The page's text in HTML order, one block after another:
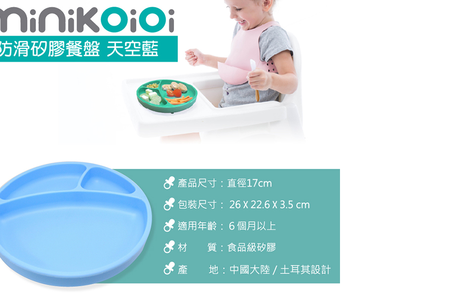
https://aftee.tw/terms/#terms3
３．未成年的使用者請事先徵得法定代理人或監護人之同意方可使用
「AFTEE先享後付」，若未經同意申辦者引起之損失，本公司不負相關責
４．使用「AFTEE先享後付」時，將依據個別帳號之用戶狀況，依本公司
即時審查核予不同之上限額度；若仍有額度不足之情形，本公司將視審查
結果請求用戶進行身份認證。
５．嚴禁一人註冊多個帳號或使用他人資訊註冊。若發現惡意使用之情
形，恩沛科技股份有限公司將有權停止該用戶之使用額度並採取法律行
動。
水清淨宅配
每筆NT$100，滿NT$2,000(含以上)免運費